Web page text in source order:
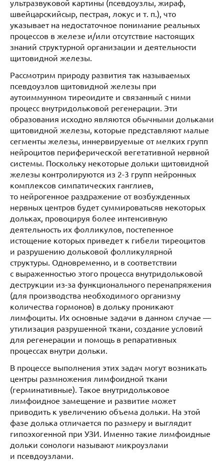
ультразвуковой картины (псевдоузлы, жираф,
швейцарскийсыр, пестрая, локус и т. п.), что
указывает на недостаточное понимание реальных
процессов в железе и/или отсутствие настоящих
знаний структурной организации и деятельности
щитовидной железы.
Рассмотрим природу развития так называемых
псевдоузлов щитовидной железы при
аутоиммунном тиреоидите и связанный с ними
процесс внутридольковой регенерации. Эти
образования исходно являются обычными дольками
щитовидной железы, которые представляют малые
сегменты железы, иннервируемые от мелких групп
нейроцитов периферической вегетативной нервной
системы. Поскольку некоторые дольки щитовидной
железы контролируются из 2-3 групп нейронных
комплексов симпатических ганглиев,
то нейрогенное раздражение от возбужденных
нервных центров будет суммироватьсяв некоторых
дольках, провоцируя более интенсивную
деятельность их фолликулов, постепенное
истощение которых приведет к гибели тиреоцитов
и разрушению дольковой фолликулярной
структуры. Одновременно, и в соответствии
с выраженностью этого процесса внутридольковой
деструкции из-за функционального перенапряжения
(для производства необходимого организму
количества гормонов) в дольку проникают
лимфоциты. Их основные задачи в данном случае —
утилизация разрушенной ткани, создание условий
для регенерации и помощь в репаративных
процессах внутри дольки.
В процессе выполнения этих задач могут возникать
центры размножения лимфоидной ткани
(герминативные). Такое внутридольковое
лимфоидное замещение и развитие может
приводить к увеличению объема дольки. На этой
фазе долька отличается по размеру и выглядит
гипоэхогенной при УЗИ. Именно такие лимфоидные
дольки сонологи называют микроузлами
и псевдоузлами.